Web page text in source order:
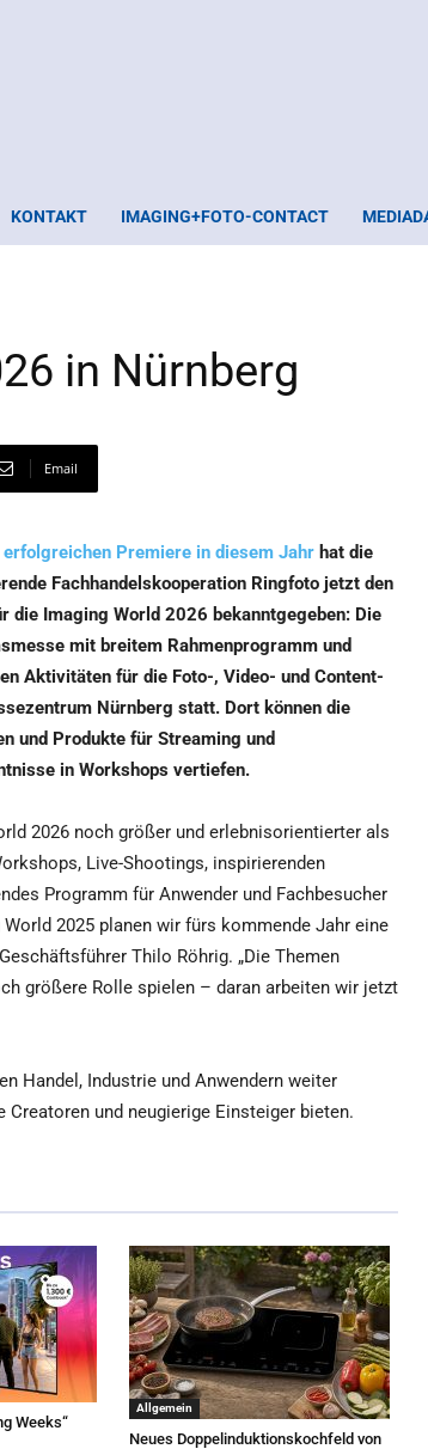
KONTAKT IMAGING+FOTO-CONTACT
in Nürnberg
Email
erfolgreichen Premiere in diesem Jahr hat die
Fachhandelskooperation Ringfoto jetzt den
die Imaging World 2026 bekanntgegeben: Die
mit breitem Rahmenprogramm und
Aktivitäten für die Foto-, Video- und Content-
Nürnberg statt. Dort können die
und Produkte für Streaming und
in Workshops vertiefen.
2026 noch größer und erlebnisorientierter als
Live-Shootings, inspirierenden
Programm für Anwender und Fachbesucher
2025 planen wir fürs kommende Jahr eine
Thilo Röhrig. „Die Themen
größere Rolle spielen – daran arbeiten wir jetzt
Handel, Industrie und Anwendern weiter
und neugierige Einsteiger bieten.
Weeks“
Allgemein
Neues Doppelinduktionskochfeld von